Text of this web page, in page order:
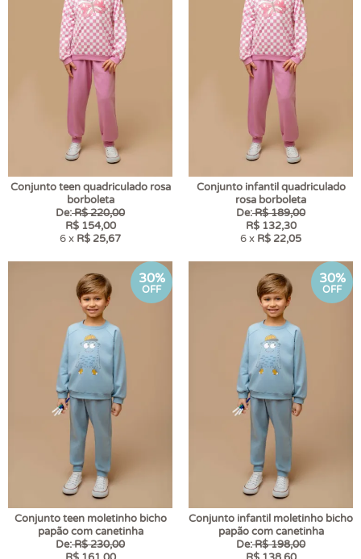
Conjunto teen quadriculado rosa
borboleta
De:R$ 220,00
R$ 154,00
6 x R$ 25,67
Conjunto infantil quadriculado
rosa borboleta
De:R$ 189,00
R$ 132,30
6 x R$ 22,05
30%
OFF
Conjunto teen moletinho bicho
papão com canetinha
De:R$ 230,00
30%
OFF
Conjunto infantil moletinho bicho
papão com canetinha
De:R$ 198,00